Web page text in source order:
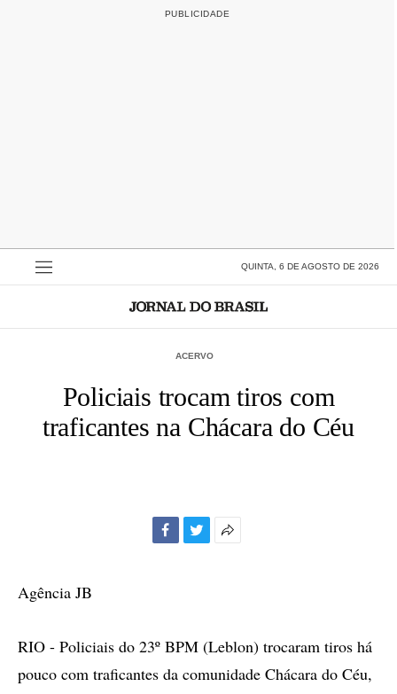
QUINTA, 6 DE AGOSTO DE 2026
ACERVO
Policiais trocam tiros com
traficantes na Chácara do Céu
Agência JB
RIO - Policiais do 23º BPM (Leblon) trocaram tiros há
pouco com traficantes da comunidade Chácara do Céu,